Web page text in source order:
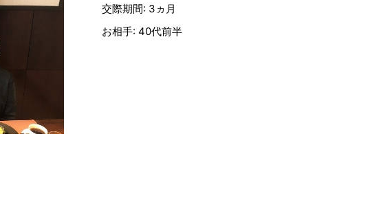
交際期間: 3ヵ月
お相手: 40代前半